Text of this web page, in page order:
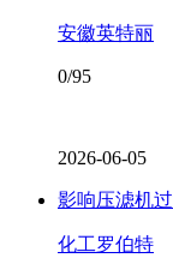
安徽英特丽
0/95
2026-06-05
影响压滤机
化工罗伯特